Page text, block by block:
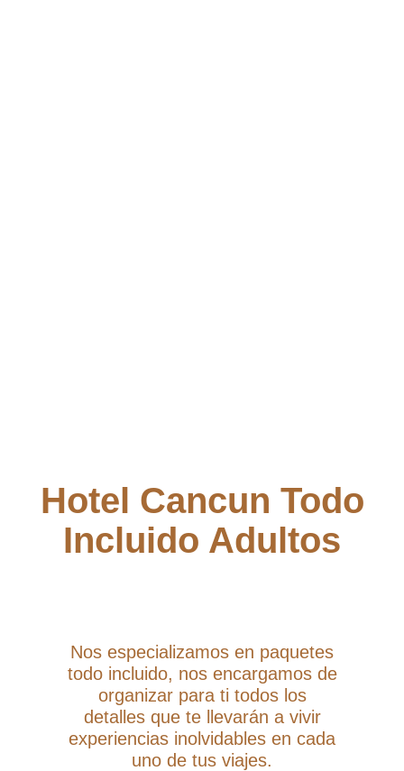
Hotel Cancun Todo
Incluido Adultos
Nos especializamos en paquetes
todo incluido, nos encargamos de
organizar para ti todos los
detalles que te llevarán a vivir
experiencias inolvidables en cada
uno de tus viajes.